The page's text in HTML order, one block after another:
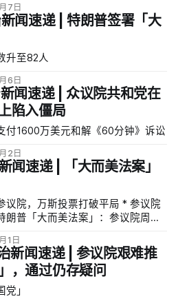
缅甸、突尼斯、波黑、印尼、孟
埔寨和泰国。关税税率因国而异：
、哈萨克斯坦和突尼斯面临25%关
印尼为32%，孟加拉国和塞尔维
将原定周三生效的关税推迟至8月
实施报复性关税，否则「无论你们
到我们征收的关税之上」。
，威胁对任何与金砖国家「反美政
额外10%关税。此时金砖国家集
行会议。金砖国家领导人在周末
的全面关税政策进行了暗批，警
护主义措施，包括不加区别地增
7日
闻速递 | 特朗普签署「大
升至82人
6日
闻速递 | 众议院共和党在
陷入僵局
付1600万美元和解《60分钟》诉讼
2日
闻速递 | 「大而美法案」
，万斯投票打破平局 * 参议院
朗普「大而美法案」：参议院周二
票。三名共和党参议员托姆·蒂利
·保罗与所有民主党人投票反对。这
亿美元减税，使特朗普2017年税率
新政策，同时削减1.2万亿美元支
1日
新闻速递 | 参议院艰难推
，通过仍存疑问
」